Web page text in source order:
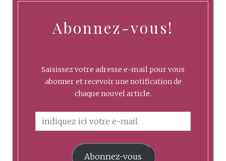
Abonnez-vous!
Saisissez votre adresse e-mail pour vous
abonner et recevoir une notification de
chaque nouvel article.
Abonnez-vous